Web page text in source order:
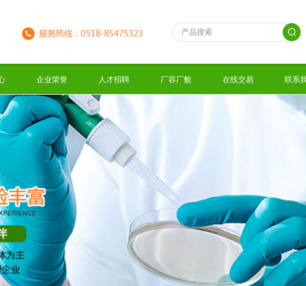
企业荣誉 人才招聘 厂容厂貌 在线交易 联系